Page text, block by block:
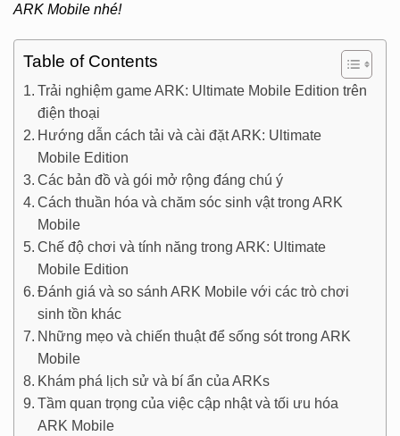
ARK Mobile nhé!
Table of Contents
Trải nghiệm game ARK: Ultimate Mobile Edition trên
điện thoại
Hướng dẫn cách tải và cài đặt ARK: Ultimate
Mobile Edition
Các bản đồ và gói mở rộng đáng chú ý
Cách thuần hóa và chăm sóc sinh vật trong ARK
Mobile
Chế độ chơi và tính năng trong ARK: Ultimate
Mobile Edition
Đánh giá và so sánh ARK Mobile với các trò chơi
sinh tồn khác
Những mẹo và chiến thuật để sống sót trong ARK
Mobile
Khám phá lịch sử và bí ẩn của ARKs
Tầm quan trọng của việc cập nhật và tối ưu hóa
ARK Mobile